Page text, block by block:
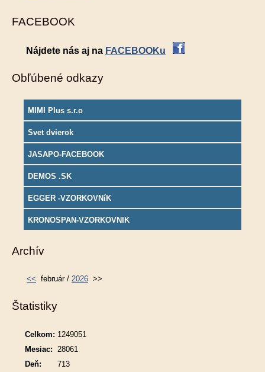
FACEBOOK
Nájdete nás aj na FACEBOOKu
Obľúbené odkazy
MIMI Plus s.r.o
Svet dvierok
JASAPO-FACEBOOK
DEMOS .SK
EGGER -VZORKOVNíK
KRONOSPAN-VZORKOVNIK
Archív
<< február / 2026 >>
Štatistiky
Celkom: 1249051
Mesiac: 28061
Deň:
713